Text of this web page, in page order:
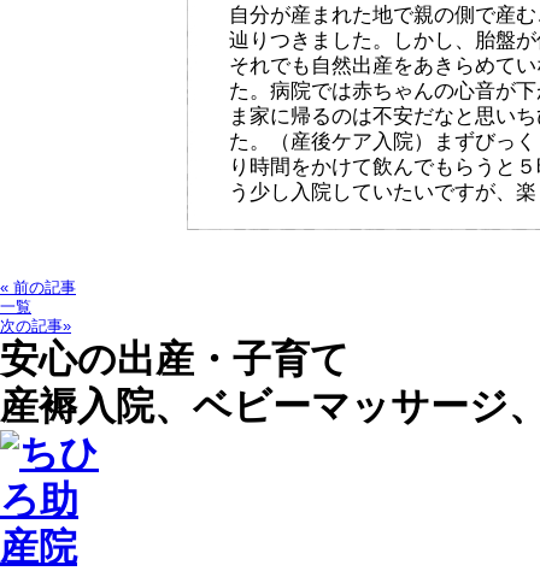
自分が産まれた地で親の側で産
辿りつきました。しかし、胎盤
それでも自然出産をあきらめて
た。病院では赤ちゃんの心音が
ま家に帰るのは不安だなと思い
た。（産後ケア入院）まずびっ
り時間をかけて飲んでもらうと
う少し入院していたいですが、
« 前の記事
一覧
次の記事»
安心の出産・子育て
産褥入院、ベビーマッサージ